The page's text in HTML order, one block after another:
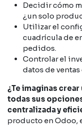
Decidir cómo
¿un solo
Utilizar el
cuadrícula de
pedidos.
Controlar el
datos de
¿Te imaginas
todas sus
centralizada y
producto en Odoo,